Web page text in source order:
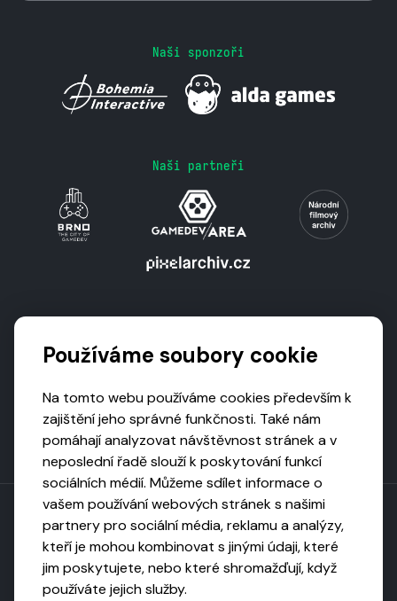
Naši sponzoři
Naši partneři
Toto dílo podléhá licenci CC BY-NC-ND
Uveďte původ, neužívejte komerčně, nezpracovávejte.
Používáme soubory cookie
Na tomto webu používáme cookies především k
zajištění jeho správné funkčnosti. Také nám
pomáhají analyzovat návštěvnost stránek a v
neposlední řadě slouží k poskytování funkcí
sociálních médií. Můžeme sdílet informace o
vašem používání webových stránek s našimi
partnery pro sociální média, reklamu a analýzy,
kteří je mohou kombinovat s jinými údaji, které
jim poskytujete, nebo které shromažďují, když
používáte jejich služby.